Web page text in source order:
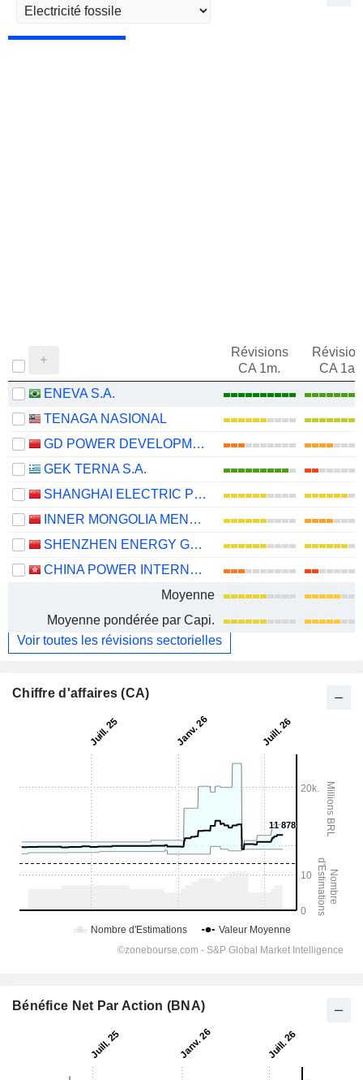
Révisions
CA 1m.
CA 1an
ENEVA S.A.
TENAGA NASIONAL
GD POWER DEVELOPMENT CO.,LTD
GEK TERNA S.A.
SHANGHAI ELECTRIC POWER CO., LTD.
INNER MONGOLIA MENGDIAN HUANENG THERMAL POWER CORPORATION LIMITED
SHENZHEN ENERGY GROUP CO., LTD.
CHINA POWER INTERNATIONAL DEVELOPMENT LIMITED
Moyenne
Moyenne pondérée par Capi.
Voir toutes les révisions sectorielles
Chiffre d'affaires (CA)
Bénéfice Net Par Action (BNA)